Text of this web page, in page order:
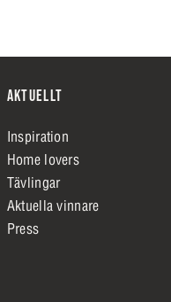
AKTUELLT
Inspiration
Home lovers
Tävlingar
Aktuella vinnare
Press